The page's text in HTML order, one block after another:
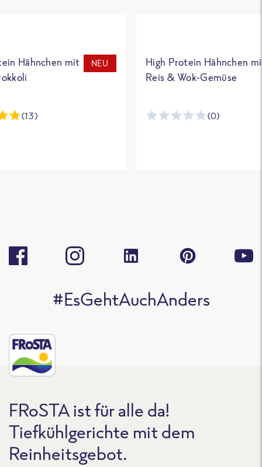
Hähnchen mit
NEU
(13)
High Protein Hähnchen
Reis & Wok-Gemüse
(0)
#EsGehtAuchAnders
FRoSTA ist für alle da!
Tiefkühlgerichte mit dem
Reinheitsgebot.